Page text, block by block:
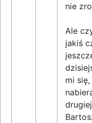
nie
Ale
jakiś
mi